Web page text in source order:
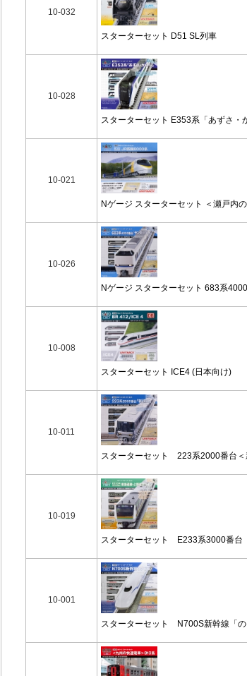
10-032
スターターセット D51 SL列車
10-028
スターターセット E353系「あずさ・
10-021
Nゲージ スターターセット ＜瀬戸内
10-026
Nゲージ スターターセット 683系
10-008
スターターセット ICE4 (日本向け)
10-011
スターターセット 223系2000番台＜
10-019
スターターセット E233系3000番台
10-001
スターターセット N700S新幹線「の